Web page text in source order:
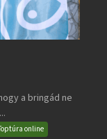
a bringád ne
online